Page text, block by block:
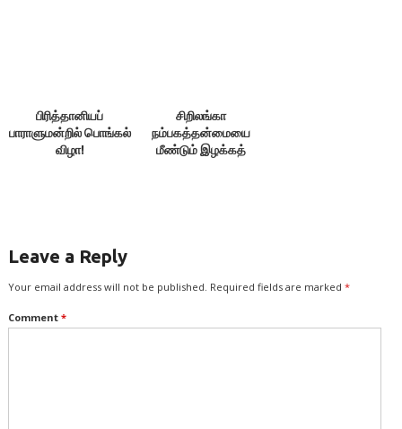
பிரித்தானியப்
பாராளுமன்றில் பொங்கல்
விழா!
சிறிலங்கா
நம்பகத்தன்மையை
மீண்டும் இழக்கத்
Leave a Reply
Your email address will not be published. Required fields are marked *
Comment *